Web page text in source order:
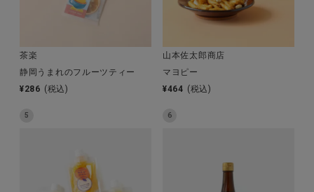
お問い合わせ
茶楽
静岡うまれのフルーツティー
¥286 (税込)
山本佐太郎商店
マヨピー
¥464 (税込)
5 6